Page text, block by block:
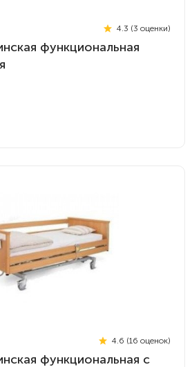
4.3 (3 оценки)
функциональная
4.6 (16 оценок)
функциональная с